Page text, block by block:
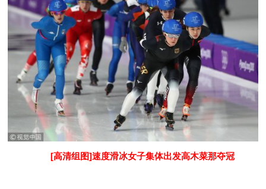
[高清组图]速度滑冰女子集体出发高木菜那夺冠